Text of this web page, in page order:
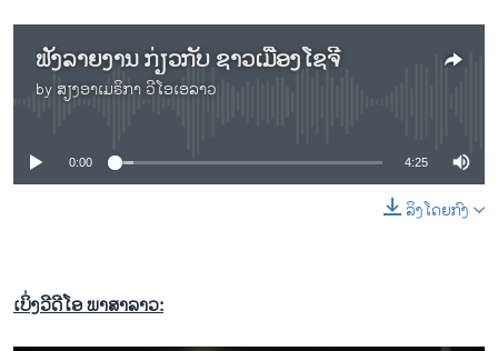
ຟັງລາຍງານ ກ່ຽວກັບ ຊາວເມືອງໂຊຈີ
by ສຽງອາເມຣິກາ ວີໂອເອລາວ
No media source currently available
0:00 4:25
ລິງໂດຍກົງ
ເບິ່ງວີດີໂອ ພາສາລາວ: